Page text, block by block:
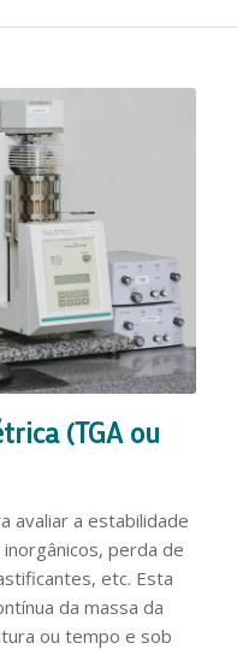
(TGA ou
avaliar a estabilidade
perda de
etc. Esta
da massa da
ou tempo e sob